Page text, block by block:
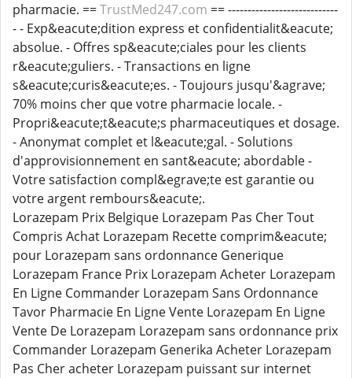
pharmacie. ==TrustMed247.com == ----------------------------
- - Exp&eacute;dition express et confidentialit&eacute;
absolue. - Offres sp&eacute;ciales pour les clients
r&eacute;guliers. - Transactions en ligne
s&eacute;curis&eacute;es. - Toujours jusqu'&agrave;
70% moins cher que votre pharmacie locale. -
Propri&eacute;t&eacute;s pharmaceutiques et dosage.
- Anonymat complet et l&eacute;gal. - Solutions
d'approvisionnement en sant&eacute; abordable -
Votre satisfaction compl&egrave;te est garantie ou
votre argent rembours&eacute;.
Lorazepam Prix Belgique Lorazepam Pas Cher Tout
Compris Achat Lorazepam Recette comprim&eacute;
pour Lorazepam sans ordonnance Generique
Lorazepam France Prix Lorazepam Acheter Lorazepam
En Ligne Commander Lorazepam Sans Ordonnance
Tavor Pharmacie En Ligne Vente Lorazepam En Ligne
Vente De Lorazepam Lorazepam sans ordonnance prix
Commander Lorazepam Generika Acheter Lorazepam
Pas Cher acheter Lorazepam puissant sur internet